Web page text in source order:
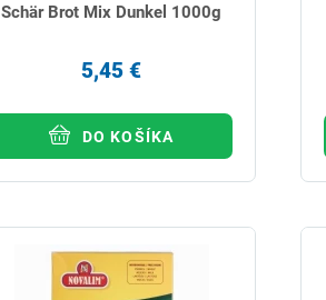
Schär Brot Mix Dunkel 1000g
5,45 €
DO KOŠÍKA